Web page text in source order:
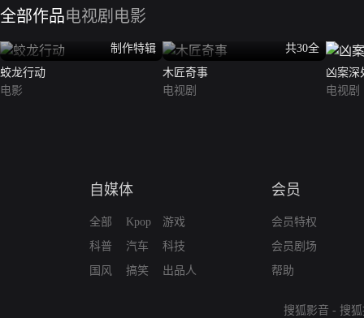
全部作品电视剧 电影
制作特辑
蛟龙行动
电影
共30全
木匠奇事
电视剧
凶案深
电视剧
自媒体
全部
科普
国风
Kpop
汽车
搞笑
游戏
科技
出品人
会员
会员特权
会员剧场
帮助
搜狐影音 - 搜